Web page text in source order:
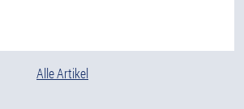
Alle Artikel